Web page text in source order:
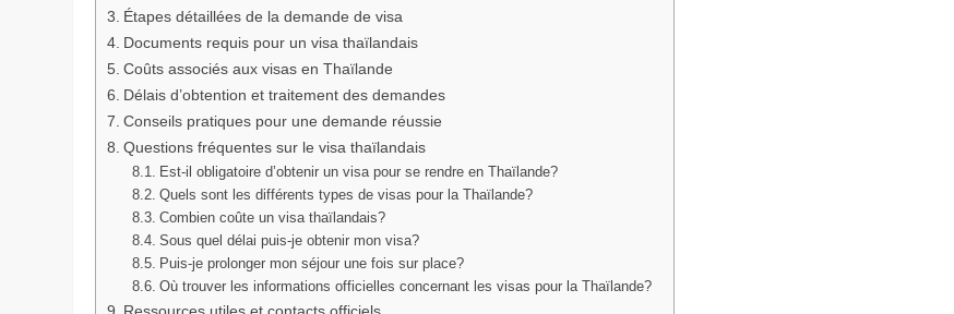
Étapes détaillées de la demande de visa
Documents requis pour un visa thaïlandais
Coûts associés aux visas en Thaïlande
Délais d’obtention et traitement des demandes
Conseils pratiques pour une demande réussie
Questions fréquentes sur le visa thaïlandais
Est-il obligatoire d’obtenir un visa pour se rendre en Thaïlande?
Quels sont les différents types de visas pour la Thaïlande?
Combien coûte un visa thaïlandais?
Sous quel délai puis-je obtenir mon visa?
Puis-je prolonger mon séjour une fois sur place?
Où trouver les informations officielles concernant les visas pour la Thaïlande?
Ressources utiles et contacts officiels